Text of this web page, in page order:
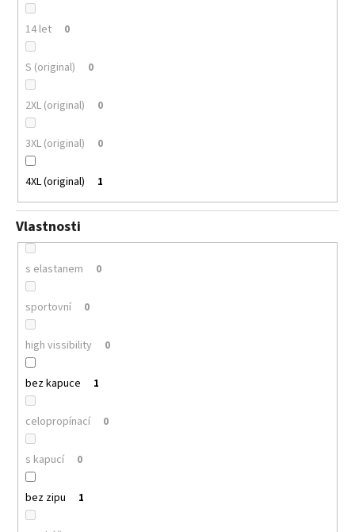
14 let 0
S (original) 0
2XL (original) 0
3XL (original) 0
4XL (original) 1
Vlastnosti
s elastanem 0
sportovní 0
high vissibility 0
bez kapuce 1
celopropínací 0
s kapucí 0
bez zipu 1